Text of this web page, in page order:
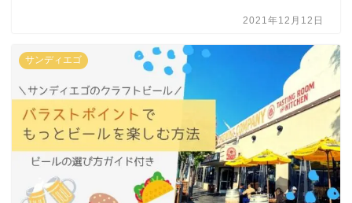
2021年12月12日
サンディエゴ